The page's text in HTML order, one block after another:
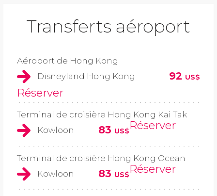
Transferts aéroport
Aéroport de Hong Kong
Disneyland Hong Kong
92 US$
Réserver
Terminal de croisière Hong Kong Kai Tak
Kowloon
83 US$Réserver
Terminal de croisière Hong Kong Ocean
Kowloon
83 US$Réserver